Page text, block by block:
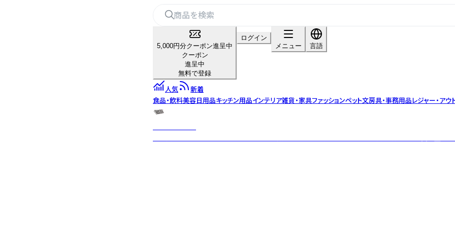
5,000円分クーポン進呈中
クーポン
進呈中
無料で登録
ログイン
メニュー
言語
人気
新着
食品・飲料美容日用品キッチン用品インテリア雑貨・家具ファッションペット文房具・事務用品レジャー・アウ